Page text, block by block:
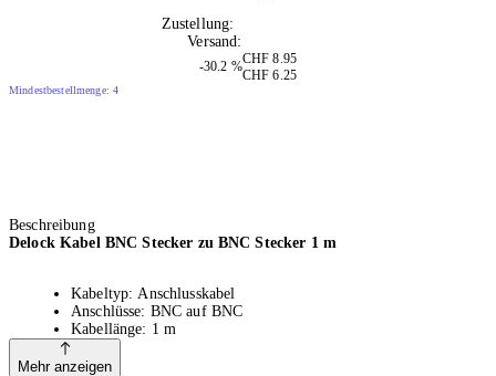
Zustellung:
Versand:
-30.2 %
CHF 8.95
CHF 6.25
Mindestbestellmenge: 4
Beschreibung
Delock Kabel BNC Stecker zu BNC Stecker 1 m
Kabeltyp: Anschlusskabel
Anschlüsse: BNC auf BNC
Kabellänge: 1 m
Kabeldämpfung: 0.25 dB @ 1 GHz pro Meter
Kabeldurchmesser: ca. 6.1 mm
Mehr anzeigen